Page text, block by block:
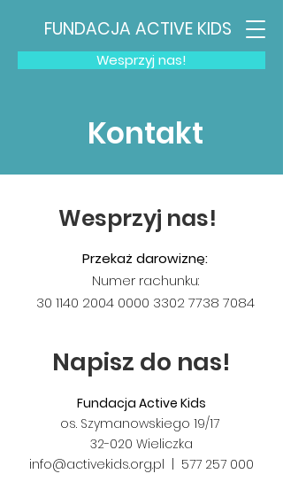
Wesprzyj nas!
FUNDACJA ACTIVE KIDS
Kontakt
Wesprzyj nas!
Przekaż darowiznę:
Numer rachunku:
30 1140 2004 0000 3302 7738 7084
Napisz do nas!
Fundacja Active Kids
os. Szymanowskiego 19/17
32-020 Wieliczka
info@activekids.org.pl | 577 257 000